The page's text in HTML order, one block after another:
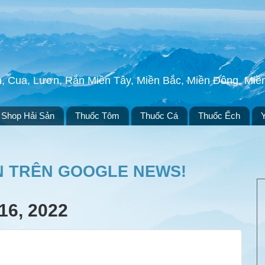
Cua, Lươn, Rắn Miền Tây, Miền Bắc, Miền Đông,
Shop Hải Sản Thuốc Tôm Thuốc Cá Thuốc Ếch
TRÊN GOOGLE NEWS!
2022